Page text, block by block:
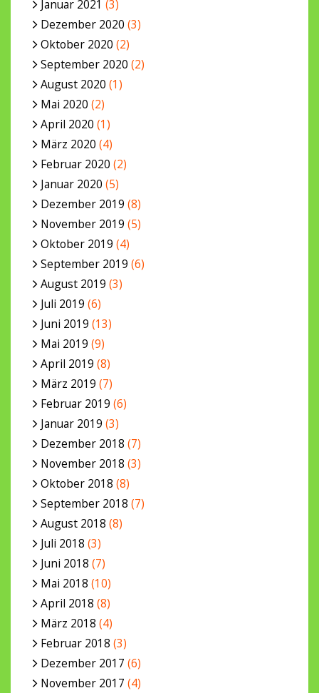
Januar 2021 (3)
Dezember 2020 (3)
Oktober 2020 (2)
September 2020 (2)
August 2020 (1)
Mai 2020 (2)
April 2020 (1)
März 2020 (4)
Februar 2020 (2)
Januar 2020 (5)
Dezember 2019 (8)
November 2019 (5)
Oktober 2019 (4)
September 2019 (6)
August 2019 (3)
Juli 2019 (6)
Juni 2019 (13)
Mai 2019 (9)
April 2019 (8)
März 2019 (7)
Februar 2019 (6)
Januar 2019 (3)
Dezember 2018 (7)
November 2018 (3)
Oktober 2018 (8)
September 2018 (7)
August 2018 (8)
Juli 2018 (3)
Juni 2018 (7)
Mai 2018 (10)
April 2018 (8)
März 2018 (4)
Februar 2018 (3)
Dezember 2017 (6)
November 2017 (4)